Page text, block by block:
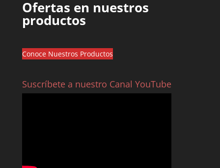
Ofertas en nuestros
productos
Conoce Nuestros Productos
Suscríbete a nuestro Canal YouTube